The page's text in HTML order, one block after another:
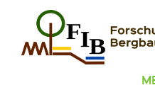
Zum Inhalt springen
FIB – Forschungsinstitut